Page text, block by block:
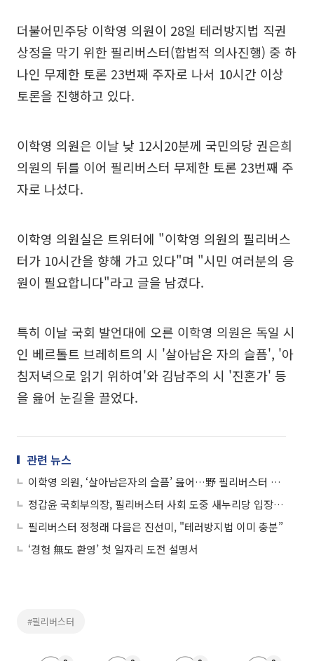
더불어민주당 이학영 의원이 28일 테러방지법 직권
상정을 막기 위한 필리버스터(합법적 의사진행) 중 하
나인 무제한 토론 23번째 주자로 나서 10시간 이상
토론을 진행하고 있다.
이학영 의원은 이날 낮 12시20분께 국민의당 권은희
의원의 뒤를 이어 필리버스터 무제한 토론 23번째 주
자로 나섰다.
이학영 의원실은 트위터에 "이학영 의원의 필리버스
터가 10시간을 향해 가고 있다"며 "시민 여러분의 응
원이 필요합니다"라고 글을 남겼다.
특히 이날 국회 발언대에 오른 이학영 의원은 독일 시
인 베르톨트 브레히트의 시 '살아남은 자의 슬픔', '아
침저녁으로 읽기 위하여'와 김남주의 시 '진혼가' 등
을 읊어 눈길을 끌었다.
관련 뉴스
이학영 의원, ‘살아남은자의 슬픔’ 읊어…野 필리버스터 100시간 돌파
정갑윤 국회부의장, 필리버스터 사회 도중 새누리당 입장 전해
필리버스터 정청래 다음은 진선미, "테러방지법 이미 충분”
‘경험 無도 환영’ 첫 일자리 도전 설명서
#필리버스터